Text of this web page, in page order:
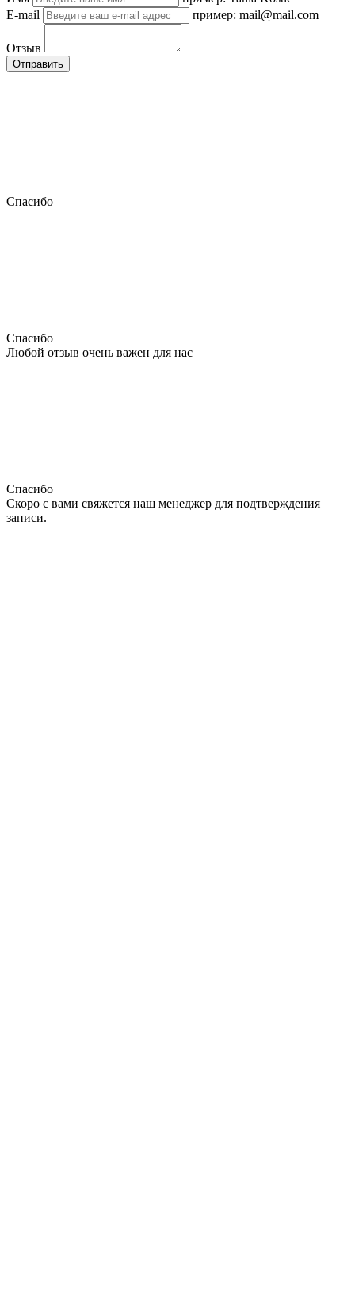
E-mail
пример: mail@mail.com
Отзыв
Отправить
Спасибо
Спасибо
Любой отзыв очень важен для нас
Спасибо
Скоро с вами свяжется наш менеджер для подтверждения
записи.